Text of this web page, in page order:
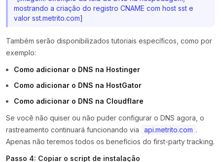
mostrando a criação do registro CNAME com host sst e
valor sst.metrito.com]
Também serão disponibilizados tutoriais específicos, como por
exemplo:
Como adicionar o DNS na Hostinger
Como adicionar o DNS na HostGator
Como adicionar o DNS na Cloudflare
Se você não quiser ou não puder configurar o DNS agora, o
rastreamento continuará funcionando via
api.metrito.com .
Apenas não teremos todos os benefícios do first-party tracking.
Passo 4: Copiar o script de instalação